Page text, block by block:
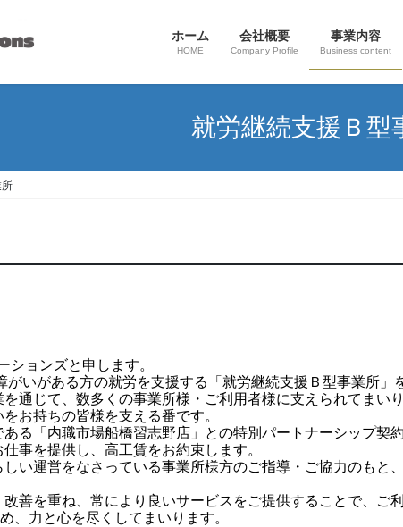
ホーム
HOME
会社概要
Company Profile
事業内容
Business content
就労継続支援Ｂ型
ションズと申します。
がいがある方の就労を支援する「就労継続支援Ｂ型事業所」
通じて、数多くの事業所様・ご利用者様に支えられてまいり
お持ちの皆様を支える番です。
ある「内職市場船橋習志野店」との特別パートナーシップ契
事を提供し、高工賃をお約束します。
しい運営をなさっている事業所様方のご指導・ご協力のもと
善を重ね、常により良いサービスをご提供することで、ご
、力と心を尽くしてまいります。